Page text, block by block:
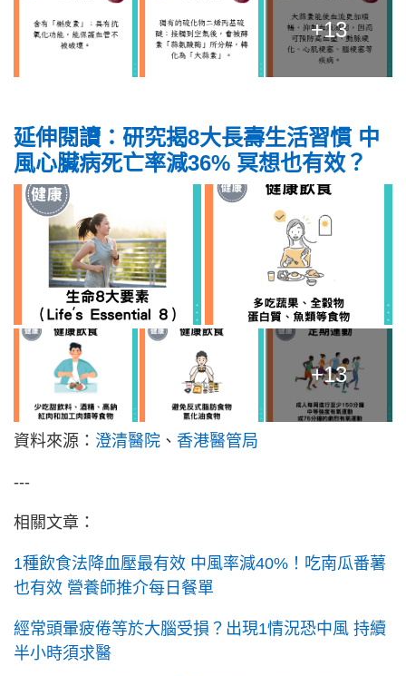
+13
延伸閱讀：研究揭8大長壽生活習慣 中
風心臟病死亡率減36% 冥想也有效？
+13
資料來源： 澄清醫院 、 香港醫管局
---
相關文章：
1種飲食法降血壓最有效 中風率減40%！吃南瓜番薯
也有效 營養師推介每日餐單
經常頭暈疲倦等於大腦受損？出現1情況恐中風 持續
半小時須求醫